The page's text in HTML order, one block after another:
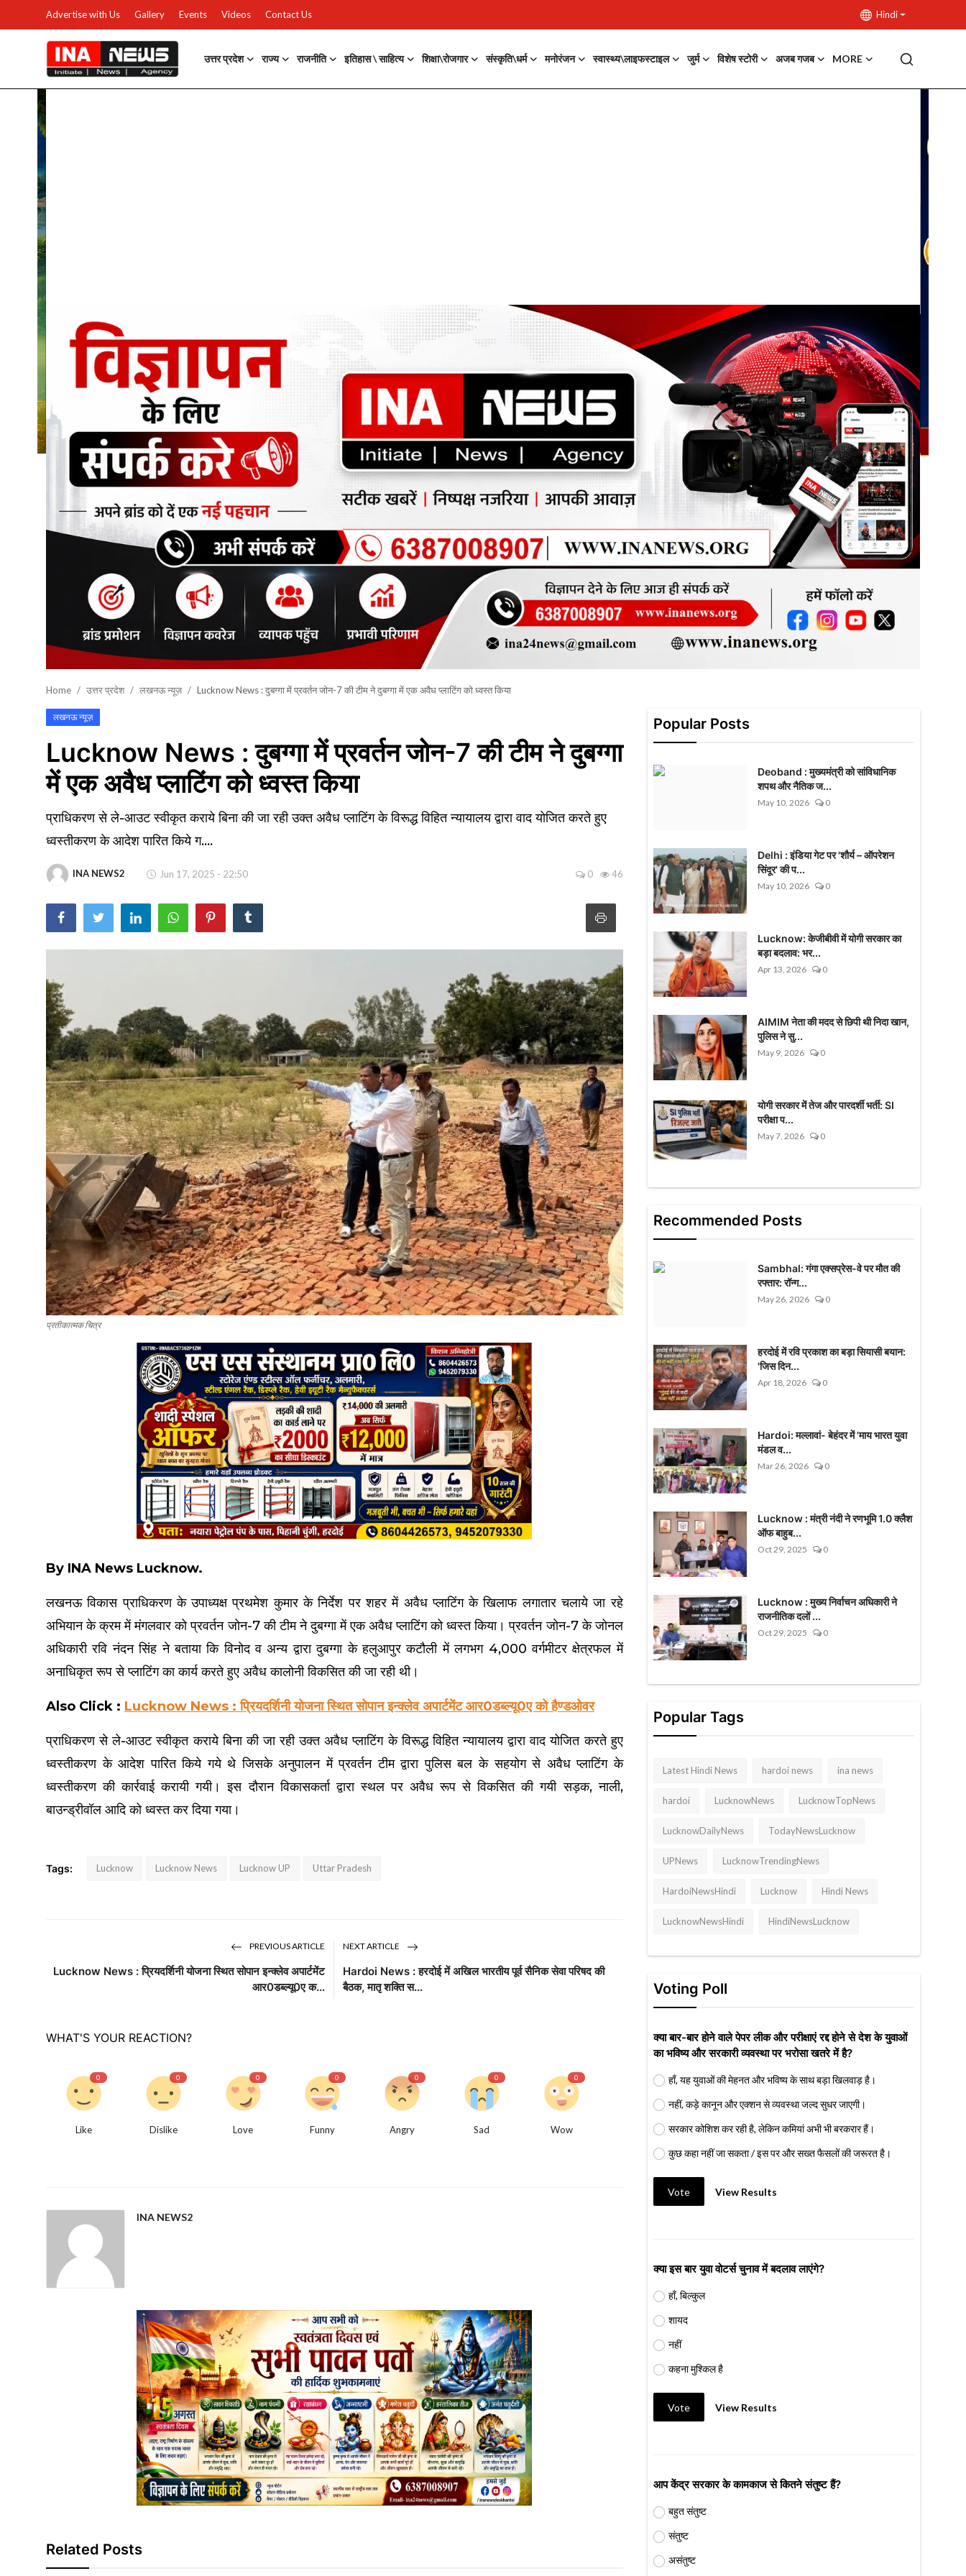
Advertise with Us Gallery Events Videos Contact Us Hindi
उत्तर प्रदेश राज्य राजनीति इतिहास \ साहित्य शिक्षा\रोजगार संस्कृति\धर्म मनोरंजन स्वास्थ्य\लाइफस्टाइल जुर्म विशेष स्टोरी अजब गजब MORE
उत्तर प्रदेश
Advertise with Us
Events
Gallery
राजनीति
Contacts
इतिहास \ साहित्य
शिक्षा\रोजगार
मनोरंजन
स्वास्थ्य\लाइफस्टाइल
अजब गजब
टेक्नोलॉजी / बिजनेस
वायरल न्यूज़
Home उत्तर प्रदेश लखनऊ न्यूज़ Lucknow News : दुबग्गा में प्रवर्तन जोन-7 की टीम ने दुबग्गा में एक अवैध प्लाटिंग को ध्वस्त किया
लखनऊ न्यूज़
Lucknow News : दुबग्गा में प्रवर्तन जोन-7 की टीम ने दुबग्गा
में एक अवैध प्लाटिंग को ध्वस्त किया
प्राधिकरण से ले-आउट स्वीकृत कराये बिना की जा रही उक्त अवैध प्लाटिंग के विरूद्ध विहित न्यायालय द्वारा वाद योजित करते हुए
ध्वस्तीकरण के आदेश पारित किये ग....
INA NEWS2 Jun 17, 2025 - 22:50 0 46
प्रतीकात्मक चित्र
By INA News Lucknow.
लखनऊ विकास प्राधिकरण के उपाध्यक्ष प्रथमेश कुमार के निर्देश पर शहर में अवैध प्लाटिंग के खिलाफ लगातार चलाये जा रहे
अभियान के क्रम में मंगलवार को प्रवर्तन जोन-7 की टीम ने दुबग्गा में एक अवैध प्लाटिंग को ध्वस्त किया। प्रवर्तन जोन-7 के जोनल
अधिकारी रवि नंदन सिंह ने बताया कि विनोद व अन्य द्वारा दुबग्गा के हलुआपुर कटौली में लगभग 4,000 वर्गमीटर क्षेत्रफल में
अनाधिकृत रूप से प्लाटिंग का कार्य करते हुए अवैध कालोनी विकसित की जा रही थी।
Also Click : Lucknow News : प्रियदर्शिनी योजना स्थित सोपान इन्क्लेव अपार्टमेंट आर0डब्ल्यू0ए को हैण्डओवर
प्राधिकरण से ले-आउट स्वीकृत कराये बिना की जा रही उक्त अवैध प्लाटिंग के विरूद्ध विहित न्यायालय द्वारा वाद योजित करते हुए
ध्वस्तीकरण के आदेश पारित किये गये थे जिसके अनुपालन में प्रवर्तन टीम द्वारा पुलिस बल के सहयोग से अवैध प्लाटिंग के
ध्वस्तीकरण की कार्रवाई करायी गयी। इस दौरान विकासकर्ता द्वारा स्थल पर अवैध रूप से विकसित की गयी सड़क, नाली,
बाउन्ड्रीवॉल आदि को ध्वस्त कर दिया गया।
Tags: Lucknow Lucknow News Lucknow UP Uttar Pradesh
PREVIOUS ARTICLE
Lucknow News : प्रियदर्शिनी योजना स्थित सोपान इन्क्लेव अपार्टमेंट
आर0डब्ल्यू0ए क...
NEXT ARTICLE
Hardoi News : हरदोई में अखिल भारतीय पूर्व सैनिक सेवा परिषद की
बैठक, मातृ शक्ति स...
WHAT'S YOUR REACTION?
0
Like
0
Dislike
0
Love
0
Funny
0
Angry
0
Sad
0
Wow
INA NEWS2
Related Posts
Popular Posts
Deoband : मुख्यमंत्री को सांविधानिक
शपथ और नैतिक ज...
May 10, 2026 0
Delhi : इंडिया गेट पर 'शौर्य – ऑपरेशन
सिंदूर' की प...
May 10, 2026 0
Lucknow: केजीबीवी में योगी सरकार का
बड़ा बदलाव: भर...
Apr 13, 2026 0
AIMIM नेता की मदद से छिपी थी निदा खान,
पुलिस ने सु...
May 9, 2026 0
योगी सरकार में तेज और पारदर्शी भर्ती: SI
परीक्षा प...
May 7, 2026 0
Recommended Posts
Sambhal: गंगा एक्सप्रेस-वे पर मौत की
रफ्तार: रॉन्ग...
May 26, 2026 0
हरदोई में रवि प्रकाश का बड़ा सियासी बयान:
'जिस दिन...
Apr 18, 2026 0
Hardoi: मल्लावां- बेहंदर में 'माय भारत युवा
मंडल व...
Mar 26, 2026 0
Lucknow : मंत्री नंदी ने रणभूमि 1.0 क्लैश
ऑफ बाहुब...
Oct 29, 2025 0
Lucknow : मुख्य निर्वाचन अधिकारी ने
राजनीतिक दलों ...
Oct 29, 2025 0
Popular Tags
Latest Hindi News hardoi news ina news
hardoi LucknowNews LucknowTopNews
LucknowDailyNews TodayNewsLucknow
UPNews LucknowTrendingNews
HardoiNewsHindi Lucknow Hindi News
LucknowNewsHindi HindiNewsLucknow
Voting Poll
क्या बार-बार होने वाले पेपर लीक और परीक्षाएं रद्द होने से देश के युवाओं
का भविष्य और सरकारी व्यवस्था पर भरोसा खतरे में है?
हाँ, यह युवाओं की मेहनत और भविष्य के साथ बड़ा खिलवाड़ है।
नहीं, कड़े कानून और एक्शन से व्यवस्था जल्द सुधर जाएगी।
सरकार कोशिश कर रही है, लेकिन कमियां अभी भी बरकरार हैं।
कुछ कहा नहीं जा सकता / इस पर और सख्त फैसलों की जरूरत है।
Vote View Results
क्या इस बार युवा वोटर्स चुनाव में बदलाव लाएंगे?
हाँ, बिल्कुल
शायद
नहीं
कहना मुश्किल है
Vote View Results
आप केंद्र सरकार के कामकाज से कितने संतुष्ट हैं?
बहुत संतुष्ट
संतुष्ट
असंतुष्ट